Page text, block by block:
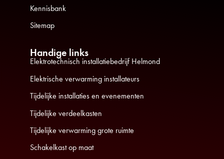
Kennisbank
Sitemap
Handige links
Elektrotechnisch installatiebedrijf Helmond
Elektrische verwarming installateurs
Tijdelijke installaties en evenementen
Tijdelijke verdeelkasten
Tijdelijke verwarming grote ruimte
Schakelkast op maat